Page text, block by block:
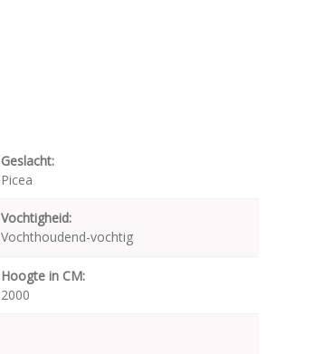
Geslacht:
Picea
Vochtigheid:
Vochthoudend-vochtig
Hoogte in CM:
2000